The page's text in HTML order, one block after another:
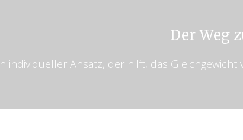
Der Weg
individueller Ansatz, der hilft, das